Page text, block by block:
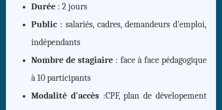
Durée: 2 jours
Public: salariés, cadres, demandeurs d'emploi,
indépendants
Nombre de stagiaire: face à face pédagogique
à 10 participants
Modalité d'accès :CPF, plan de dévelopement